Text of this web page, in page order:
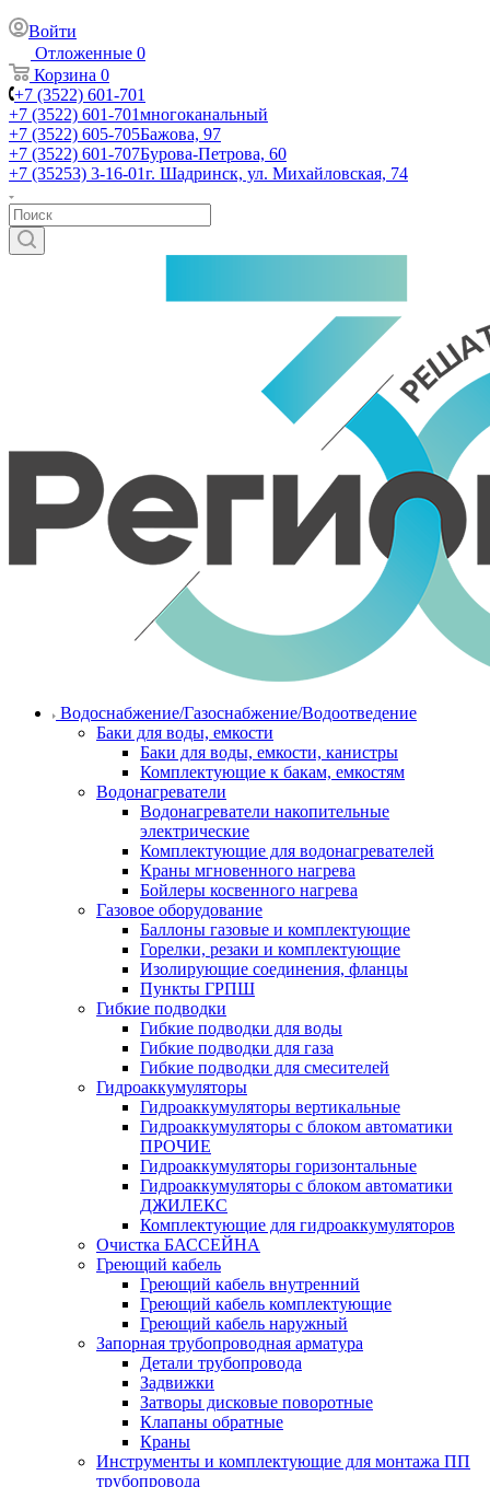
Войти
Отложенные 0
Корзина 0
+7 (3522) 601-701
+7 (3522) 601-701многоканальный
+7 (3522) 605-705Бажова, 97
+7 (3522) 601-707Бурова-Петрова, 60
+7 (35253) 3-16-01г. Шадринск, ул. Михайловская, 74
Водоснабжение/Газоснабжение/Водоотведение
Баки для воды, емкости
Баки для воды, емкости, канистры
Комплектующие к бакам, емкостям
Водонагреватели
Водонагреватели накопительные
электрические
Комплектующие для водонагревателей
Краны мгновенного нагрева
Бойлеры косвенного нагрева
Газовое оборудование
Баллоны газовые и комплектующие
Горелки, резаки и комплектующие
Изолирующие соединения, фланцы
Пункты ГРПШ
Гибкие подводки
Гибкие подводки для воды
Гибкие подводки для газа
Гибкие подводки для смесителей
Гидроаккумуляторы
Гидроаккумуляторы вертикальные
Гидроаккумуляторы с блоком автоматики
ПРОЧИЕ
Гидроаккумуляторы горизонтальные
Гидроаккумуляторы с блоком автоматики
ДЖИЛЕКС
Комплектующие для гидроаккумуляторов
Очистка БАССЕЙНА
Греющий кабель
Греющий кабель внутренний
Греющий кабель комплектующие
Греющий кабель наружный
Запорная трубопроводная арматура
Детали трубопровода
Задвижки
Затворы дисковые поворотные
Клапаны обратные
Краны
Инструменты и комплектующие для монтажа ПП
трубопровода